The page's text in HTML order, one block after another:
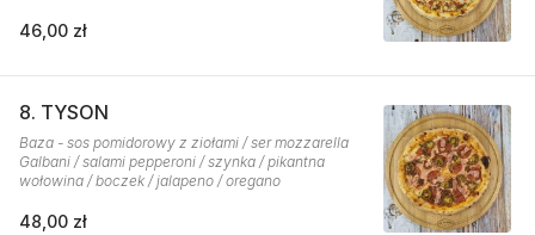
46,00 zł
8. TYSON
Baza - sos pomidorowy z ziołami / ser mozzarella
Galbani / salami pepperoni / szynka / pikantna
wołowina / boczek / jalapeno / oregano
48,00 zł